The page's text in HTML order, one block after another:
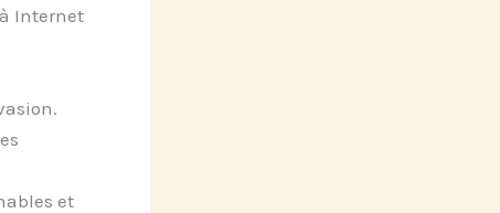
Internet
et